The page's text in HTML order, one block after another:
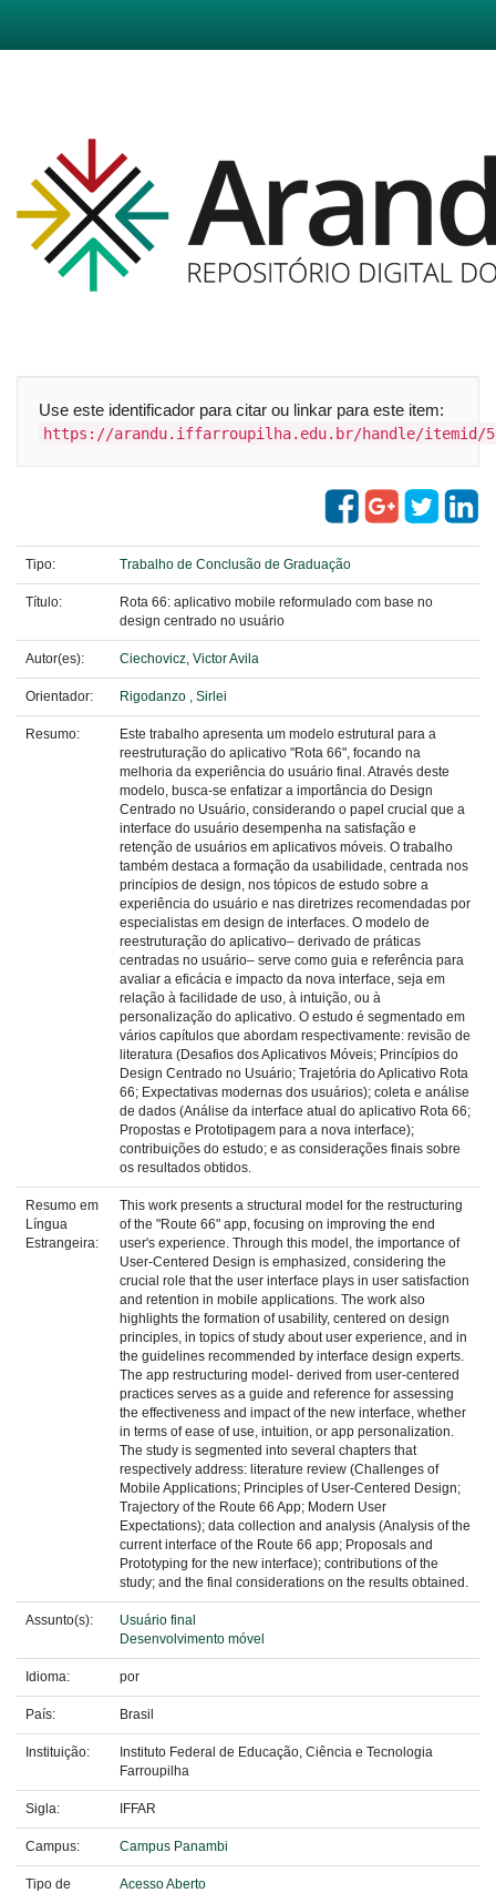
Use este identificador para citar ou linkar para este item:
https://arandu.iffarroupilha.edu.br/handle/itemid/
Tipo: Trabalho de Conclusão de Graduação
Título:
Rota 66: aplicativo mobile reformulado com base no
design centrado no usuário
Autor(es): Ciechovicz, Victor Avila
Orientador: Rigodanzo , Sirlei
Resumo:
Este trabalho apresenta um modelo estrutural para a
reestruturação do aplicativo "Rota 66", focando na
melhoria da experiência do usuário final. Através deste
modelo, busca-se enfatizar a importância do Design
Centrado no Usuário, considerando o papel crucial que a
interface do usuário desempenha na satisfação e
retenção de usuários em aplicativos móveis. O trabalho
também destaca a formação da usabilidade, centrada nos
princípios de design, nos tópicos de estudo sobre a
experiência do usuário e nas diretrizes recomendadas por
especialistas em design de interfaces. O modelo de
reestruturação do aplicativo– derivado de práticas
centradas no usuário– serve como guia e referência para
avaliar a eficácia e impacto da nova interface, seja em
relação à facilidade de uso, à intuição, ou à
personalização do aplicativo. O estudo é segmentado em
vários capítulos que abordam respectivamente: revisão de
literatura (Desafios dos Aplicativos Móveis; Princípios do
Design Centrado no Usuário; Trajetória do Aplicativo Rota
66; Expectativas modernas dos usuários); coleta e análise
de dados (Análise da interface atual do aplicativo Rota 66;
Propostas e Prototipagem para a nova interface);
contribuições do estudo; e as considerações finais sobre
os resultados obtidos.
Resumo em
Língua
Estrangeira:
This work presents a structural model for the restructuring
of the "Route 66" app, focusing on improving the end
user's experience. Through this model, the importance of
User-Centered Design is emphasized, considering the
crucial role that the user interface plays in user satisfaction
and retention in mobile applications. The work also
highlights the formation of usability, centered on design
principles, in topics of study about user experience, and in
the guidelines recommended by interface design experts.
The app restructuring model- derived from user-centered
practices serves as a guide and reference for assessing
the effectiveness and impact of the new interface, whether
in terms of ease of use, intuition, or app personalization.
The study is segmented into several chapters that
respectively address: literature review (Challenges of
Mobile Applications; Principles of User-Centered Design;
Trajectory of the Route 66 App; Modern User
Expectations); data collection and analysis (Analysis of the
current interface of the Route 66 app; Proposals and
Prototyping for the new interface); contributions of the
study; and the final considerations on the results obtained.
Assunto(s):
Usuário final
Desenvolvimento móvel
Idioma: por
País: Brasil
Instituição:
Instituto Federal de Educação, Ciência e Tecnologia
Farroupilha
Sigla: IFFAR
Campus: Campus Panambi
Tipo de
Acesso Aberto